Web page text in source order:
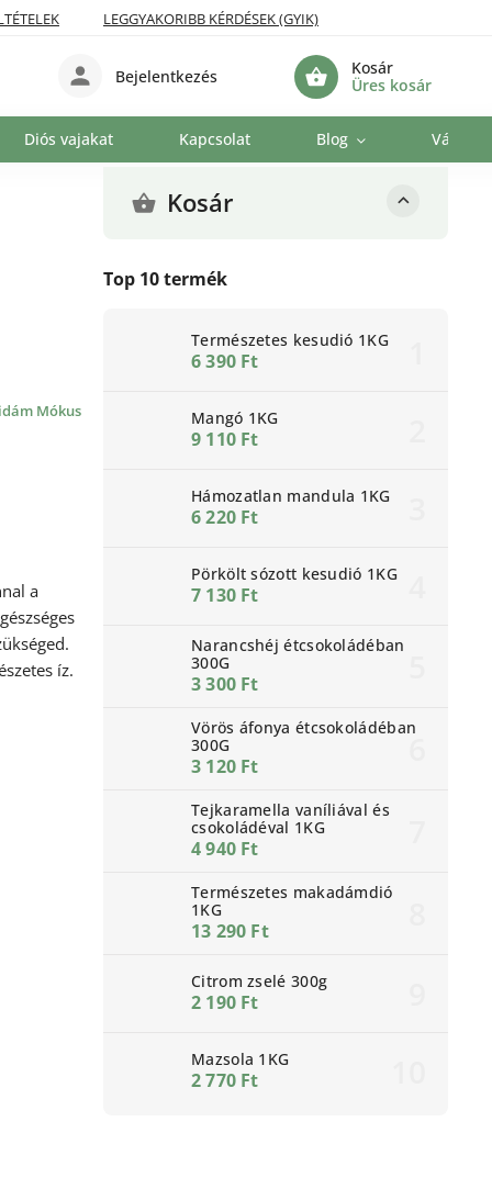
LEGGYAKORIBB KÉRDÉSEK (GYIK)
Kosár
Üres kosár
Bejelentkezés
Diós vajakat Kapcsolat Blog
Kosár
Top 10 termék
Természetes kesudió 1KG
6 390 Ft
Mangó 1KG
9 110 Ft
Hámozatlan mandula 1KG
6 220 Ft
Pörkölt sózott kesudió 1KG
7 130 Ft
Narancshéj étcsokoládéban
300G
3 300 Ft
Vörös áfonya étcsokoládéban
300G
3 120 Ft
Tejkaramella vaníliával és
csokoládéval 1KG
4 940 Ft
Természetes makadámdió
1KG
13 290 Ft
Citrom zselé 300g
2 190 Ft
Mazsola 1KG
2 770 Ft
Mókus
a
íz.